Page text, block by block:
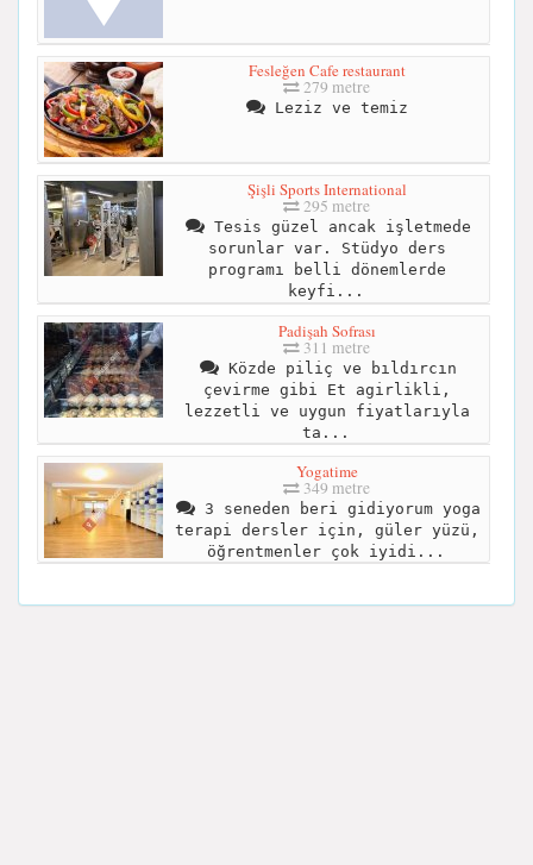
Fesleğen Cafe restaurant
279 metre
Leziz ve temiz
Şişli Sports International
295 metre
Tesis güzel ancak işletmede
sorunlar var. Stüdyo ders
programı belli dönemlerde
keyfi...
Padişah Sofrası
311 metre
Közde piliç ve bıldırcın
çevirme gibi Et agirlikli,
lezzetli ve uygun fiyatlarıyla
ta...
Yogatime
349 metre
3 seneden beri gidiyorum yoga
terapi dersler için, güler yüzü,
öğrentmenler çok iyidi...